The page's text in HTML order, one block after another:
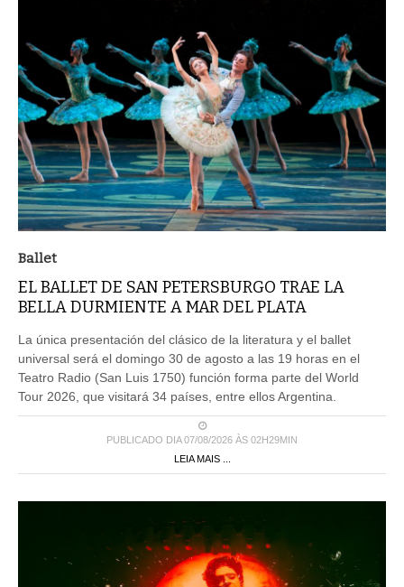
Ballet
EL BALLET DE SAN PETERSBURGO TRAE LA
BELLA DURMIENTE A MAR DEL PLATA
La única presentación del clásico de la literatura y el ballet
universal será el domingo 30 de agosto a las 19 horas en el
Teatro Radio (San Luis 1750) función forma parte del World
Tour 2026, que visitará 34 países, entre ellos Argentina.
PUBLICADO DIA 07/08/2026 ÀS 02H29MIN
LEIA MAIS ...